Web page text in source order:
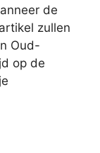
de
zullen
Oud-
op de